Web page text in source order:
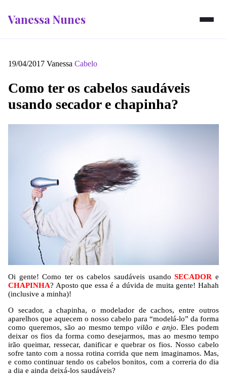
Vanessa Nunes
19/04/2017 Vanessa Cabelo
Como ter os cabelos saudáveis
usando secador e chapinha?
Oi gente! Como ter os cabelos saudáveis usandoSECADOR e
CHAPINHA? Aposto que essa é a dúvida de muita gente! Hahah
(inclusive a minha)!
O secador, a chapinha, o modelador de cachos, entre outros
aparelhos que aquecem o nosso cabelo para “modelá-lo” da forma
como queremos, são ao mesmo tempovilão e anjo. Eles podem
deixar os fios da forma como desejarmos, mas ao mesmo tempo
irão queimar, ressecar, danificar e quebrar os fios. Nosso cabelo
sofre tanto com a nossa rotina corrida que nem imaginamos. Mas,
e como continuar tendo os cabelos bonitos, com a correria do dia
a dia e ainda deixá-los saudáveis?